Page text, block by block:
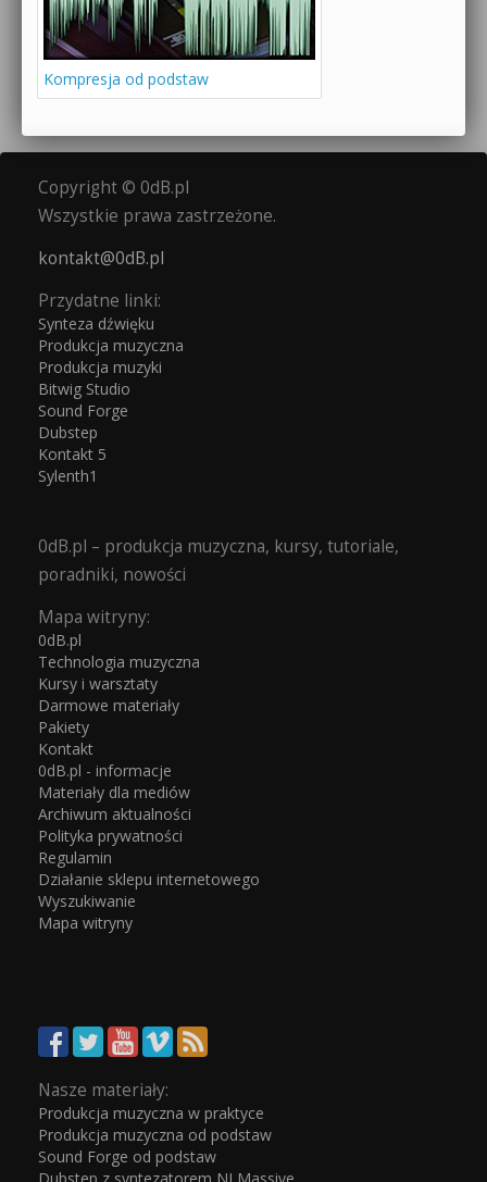
Kompresja od podstaw
Copyright © 0dB.pl
Wszystkie prawa zastrzeżone.
kontakt@0dB.pl
Przydatne linki:
Synteza dźwięku
Produkcja muzyczna
Produkcja muzyki
Bitwig Studio
Sound Forge
Dubstep
Kontakt 5
Sylenth1
0dB.pl – produkcja muzyczna, kursy, tutoriale,
poradniki, nowości
Mapa witryny:
0dB.pl
Technologia muzyczna
Kursy i warsztaty
Darmowe materiały
Pakiety
Kontakt
0dB.pl - informacje
Materiały dla mediów
Archiwum aktualności
Polityka prywatności
Regulamin
Działanie sklepu internetowego
Wyszukiwanie
Mapa witryny
Nasze materiały:
Produkcja muzyczna w praktyce
Produkcja muzyczna od podstaw
Sound Forge od podstaw
Dubstep z syntezatorem NI Massive